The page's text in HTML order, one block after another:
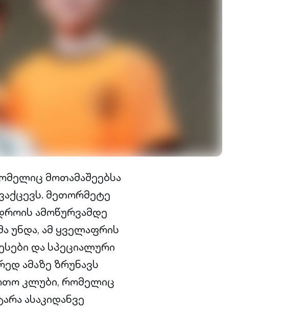
მოთამაშეებსა
მეთორმეტე
ამოწურვამდე
უნდა, ამ ყველაფრის
და სპეციალური
ამაზე ზრუნავს
კლუბი, რომელიც
ასაკიდანვე